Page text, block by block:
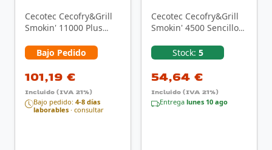
Cecotec Cecofry&Grill
Smokin' 11000 Plus
Independiente 2900 W
…
Bajo Pedido
101,19 €
Incluido (IVA 21%)
Bajo pedido: 4-8 días
laborables · consultar
Cecotec Cecofry&Grill
Smokin' 4500 Sencillo
de aire …
Stock: 5
54,64 €
Incluido (IVA 21%)
Entrega lunes 10 ago